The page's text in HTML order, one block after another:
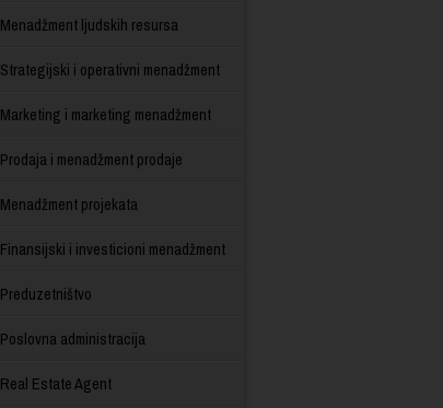
Menadžment ljudskih resursa
Strategijski i operativni menadžment
Marketing i marketing menadžment
Prodaja i menadžment prodaje
Menadžment projekata
Finansijski i investicioni menadžment
Preduzetništvo
Poslovna administracija
Real Estate Agent